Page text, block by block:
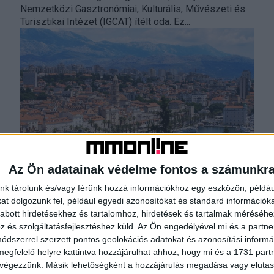
Az Ön adatainak védelme fontos a
tárolunk és/vagy férünk hozzá információkhoz egy eszközön,
dolgozunk fel, például egyedi azonosítókat és standard
hirdetésekhez és tartalomhoz, hirdetések és tartalmak
és szolgáltatásfejlesztéshez küld. Az Ön engedélyével mi és a
szerzett pontos geolokációs adatokat és azonosítási
helyre kattintva hozzájárulhat ahhoz, hogy mi és a 1731
Másik lehetőségként a hozzájárulás megadása vagy
Nemzetközi Gasztronómiai, Kulturális, Művészeti és
Turisztikai Intézet (IGCAT) ítélt oda. Ez...
Tarol a horvát tengerpart az utazók
körében
Kutatás 2025. július 22.
Júniusban még egy hajszállal Olaszország volt az
első a legnépszerűbb úti célok listáján, júliusban
viszont egyértelműen a horvát tengerpart vált a
favorittá az utasbiztosítás...